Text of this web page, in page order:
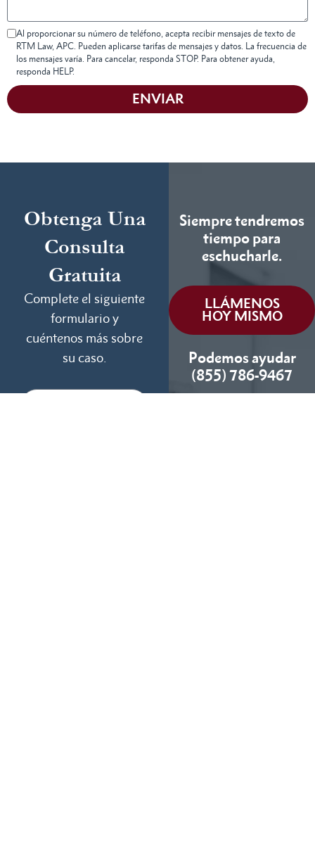
Al proporcionar su número de teléfono, acepta recibir mensajes de texto de
RTM Law, APC. Pueden aplicarse tarifas de mensajes y datos. La frecuencia de
los mensajes varía. Para cancelar, responda STOP. Para obtener ayuda,
responda HELP.
ENVIAR
Obtenga Una
Consulta
Gratuita
Complete el siguiente
formulario y
cuéntenos más sobre
su caso.
Siempre tendremos
tiempo para
eschucharle.
LLÁMENOS
HOY MISMO
Podemos ayudar
(855) 786-9467